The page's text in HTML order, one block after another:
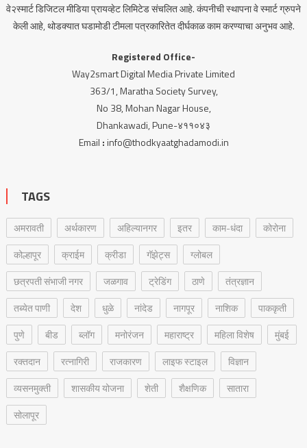
वे२स्मार्ट डिजिटल मीडिया प्रायव्हेट लिमिटेड संचलित आहे. कंपनीची स्थापना वे स्मार्ट ग्रुपने
केली आहे, थोडक्यात घडामोडी टीमला पत्रकारितेत दीर्घकाळ काम करण्याचा अनुभव आहे.
Registered Office-
Way2smart Digital Media Private Limited
363/1, Maratha Society Survey,
No 38, Mohan Nagar House,
Dhankawadi, Pune-४११०४३
Email :info@thodkyaatghadamodi.in
TAGS
अमरावती अर्थकारण अहिल्यानगर इतर काम-धंदा
कोरोना
कोल्हापूर
क्राईम क्रीडा गॅझेट्स
ग्लोबल
छत्रपती संभाजी नगर
जळगाव ट्रेडिंग ठाणे
तंत्रज्ञान
तब्येत पाणी
देश धुळे नांदेड नागपूर नाशिक
पाककृती
पुणे
बीड ब्लॉग मनोरंजन महाराष्ट्र महिला विशेष
मुंबई
रक्‍तदान
रत्नागिरी राजकारण लाइफ स्टाइल
विज्ञान
व्यसनमुक्ती
शासकीय योजना शेती शैक्षणिक
सातारा
सोलापूर